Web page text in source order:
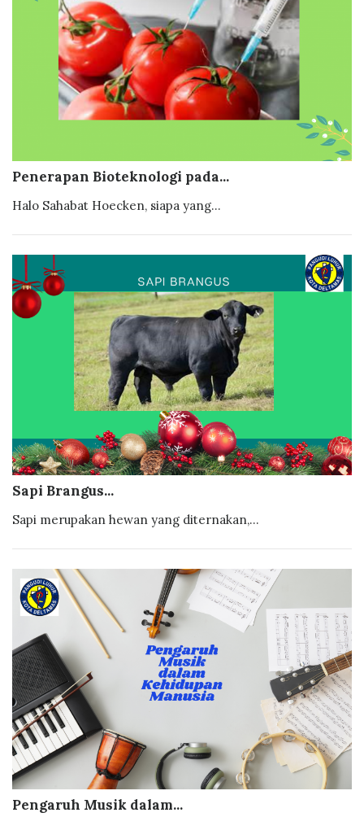
Penerapan Bioteknologi pada...
Halo Sahabat Hoecken, siapa yang...
Sapi Brangus...
Sapi merupakan hewan yang diternakan,...
Pengaruh Musik dalam...